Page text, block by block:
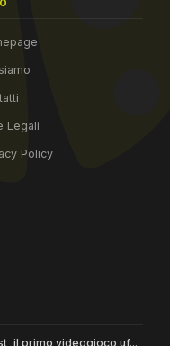
Legali
Policy
il primo videogioco uf...